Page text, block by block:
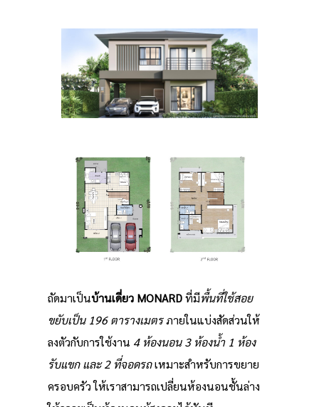
ถัดมาเป็นบ้านเดี่ยว MONARDที่มีพื้นที่ใช้สอย
ขยับเป็น 196 ตารางเมตรภายในแบ่งสัดส่วนให้
ลงตัวกับการใช้งาน 4 ห้องนอน 3 ห้องน้ำ 1 ห้อง
รับแขก และ 2 ที่จอดรถเหมาะสำหรับการขยาย
ครอบครัว ให้เราสามารถเปลี่ยนห้องนอนชั้นล่าง